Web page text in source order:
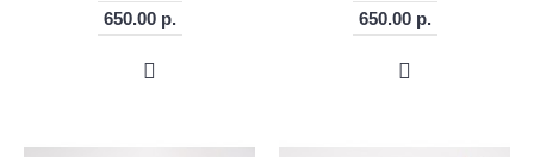
650.00 р. 650.00 р.